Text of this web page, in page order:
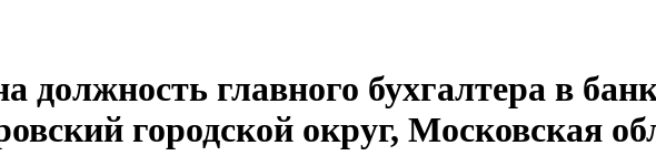
должность главного бухгалтера в
городской округ, Московская